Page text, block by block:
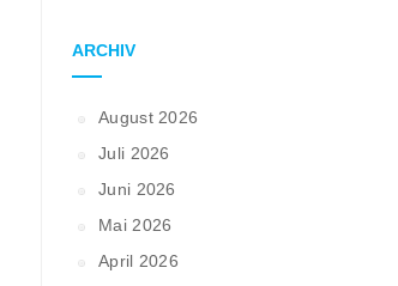
ARCHIV
August 2026
Juli 2026
Juni 2026
Mai 2026
April 2026